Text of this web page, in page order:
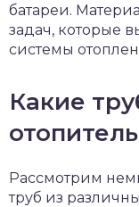
батареи.
задач, которые
системы
Какие
Рассмотрим
труб из